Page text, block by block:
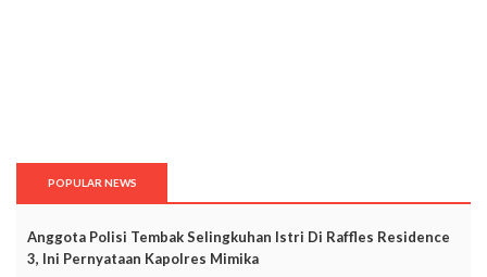
POPULAR NEWS
Anggota Polisi Tembak Selingkuhan Istri Di Raffles Residence
3, Ini Pernyataan Kapolres Mimika